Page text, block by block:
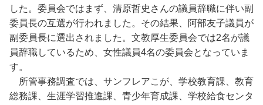
した。委員会ではまず、清原哲史さんの議員辞職に伴い副
委員長の互選が行われました。その結果、阿部友子議員が
副委員長に選出されました。文教厚生委員会では2名が議
員辞職しているため、女性議員4名の委員会となっていま
す。
所管事務調査では、サンフレアこが、学校教育課、教育
総務課、生涯学習推進課、青少年育成課、学校給食センタ